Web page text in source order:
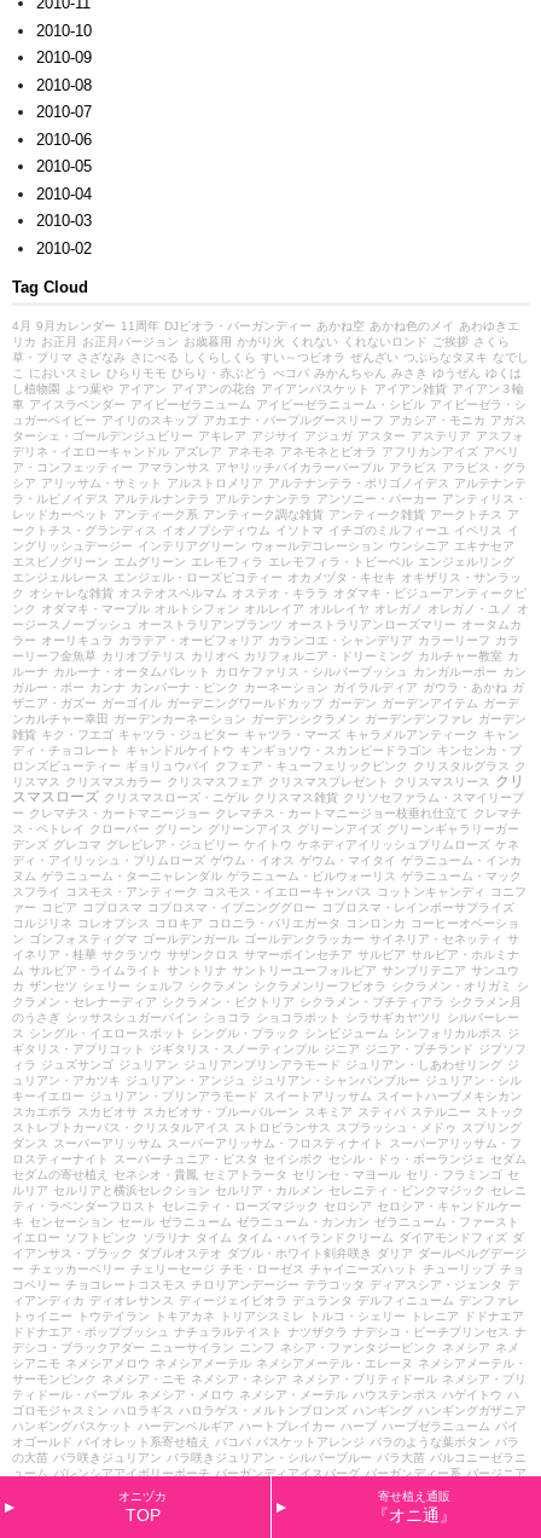
2010-10
2010-09
2010-08
2010-07
2010-06
2010-05
2010-04
2010-03
2010-02
Tag Cloud
4月 9月カレンダー 11周年 DJビオラ・バーガンディー あかね空 あかね色のメイ
あわゆきエ
リカ お正月 お正月バージョン お歳暮用 かがり火 くれない くれないロンド ご挨拶 さくら
草・プリマ さざなみ さにべる しくらしくら すい～つビオラ ぜんざい つぶらなタヌキ なでし
こ
においスミレ ひらりモモ ひらり・赤ぶどう べコパ みかんちゃん みさき ゆうぜん
ゆくは
し植物園
よつ葉や アイアン アイアンの花台 アイアンバスケット アイアン雑貨 アイアン３輪
車 アイスラベンダー アイビーゼラニューム アイビーゼラニューム・シビル アイビーゼラ・シ
ュガーベイビー アイリのスキップ アカエナ・パープルグースリーフ アカシア・モニカ アガス
ターシェ・ゴールデンジュビリー アキレア アジサイ アジュガ アスター アステリア アスフォ
デリネ・イエローキャンドル アズレア アネモネ アネモネとビオラ アフリカンアイズ アベリ
ア・コンフェッティー アマランサス アヤリッチバイカラーパープル アラビス
アラビス・グラ
シア アリッサム・サミット アルストロメリア アルテナンテラ・ポリゴノイデス
アルテナンテ
ラ・ルビノイデス
アルテルナンテラ アルテンナンテラ アンソニー・パーカー アンティリス・
レッドカーペット
アンティーク系 アンティーク調な雑貨 アンティーク雑貨 アークトチス
ア
ークトチス・グランディス
イオノプシディウム イソトマ イチゴのミルフィーユ イベリス
イ
ングリッシュデージー インテリアグリーン ウォールデコレーション ウンシニア エキナセア
エスピノグリーン エムグリーン エレモフィラ エレモフィラ・トビーベル エンジェルリング
エンジェルレース
エンジェル・ローズピコティー オカメヅタ・キセキ オキザリス・サンラッ
ク
オシャレな雑貨 オステオスペルマム オステオ・キララ
オダマキ・ビジューアンティークピ
ンク
オダマキ・マーブル オルトシフォン オルレイア オルレイヤ オレガノ オレガノ・ユノ
オ
ージースノーブッシュ
オーストラリアンプランツ オーストラリアンローズマリー オータムカ
ラー オーリキュラ カラテア・オービフォリア カランコエ・シャンデリア カラーリーフ カラ
ーリーフ金魚草 カリオプテリス カリオペ カリフォルニア・ドリーミング カルチャー教室 カ
ルーナ カルーナ・オータムパレット カロケファリス・シルバーブッシュ カンガルーポー カン
ガルー・ポー カンナ カンパーナ・ピンク カーネーション ガイラルディア ガウラ・あかね ガ
ザニア・ガズー ガーゴイル ガーデニングワールドカップ ガーデン ガーデンアイテム ガーデ
ンカルチャー幸田
ガーデンカーネーション ガーデンシクラメン ガーデンデンファレ ガーデン
雑貨 キク・フエゴ キャツラ・ジュピター キャツラ・マーズ キャラメルアンティーク
キャン
ディ・チョコレート
キャンドルケイトウ キンギョソウ・スカンピードラゴン キンセンカ・ブ
ロンズビューティー ギョリュウバイ クフェア・キューフェリックピンク クリスタルグラス
ク
リスマス
クリスマスカラー クリスマスフェア クリスマスプレゼント クリスマスリース
クリ
スマスローズ クリスマスローズ・ニゲル クリスマス雑貨 クリソセファラム・スマイリープ
ー クレマチス・カートマニージョー クレマチス・カートマニージョー枝垂れ仕立て クレマチ
ス・ペトレイ
クローバー グリーン グリーンアイス グリーンアイズ グリーンギャラリーガー
デンズ グレコマ グレビレア・ジュビリー ケイトウ ケネディアイリッシュプリムローズ ケネ
ディ・アイリッシュ・プリムローズ ゲウム・イオス ゲウム・マイタイ ゲラニューム・インカ
ヌム ゲラニューム・ターニャレンダル ゲラニューム・ビルウォーリス ゲラニューム・マック
スフライ
コスモス・アンティーク コスモス・イエローキャンパス コットンキャンディ
コニフ
ァー
コピア コプロスマ コプロスマ・イブニンググロー
コプロスマ・レインボーサプライズ
コルジリネ
コレオプシス コロキア コロニラ・バリエガータ コンロンカ
コーヒーオベーショ
ン ゴンフォスティグマ ゴールデンガール ゴールデンクラッカー サイネリア・セネッティ サ
イネリア・桂華 サクラソウ サザンクロス サマーポインセチア サルビア サルビア・ホルミナ
ム サルビア・ライムライト サントリナ サントリーユーフォルビア サンブリテニア サンユウ
カ ザンセツ シェリー シェルフ シクラメン シクラメンリーフビオラ シクラメン・オリガミ
シ
クラメン・セレナーディア シクラメン・ビクトリア シクラメン・プチティアラ
シクラメン月
のうさぎ シッサスシュガーバイン ショコラ ショコラポット シラサギカヤツリ
シルバーレー
ス
シングル・イエロースポット シングル・ブラック シンビジューム シンフォリカルポス
ジ
ギタリス・アプリコット
ジギタリス・スノーティンプル ジニア ジニア・プチランド ジプソフ
ィラ
ジュズサンゴ ジュリアン ジュリアンプリンアラモード ジュリアン・しあわせリング ジ
ュリアン・アカツキ ジュリアン・アンジュ ジュリアン・シャンパンブルー ジュリアン・シル
キーイエロー ジュリアン・プリンアラモード スイートアリッサム
スイートハーブメキシカン
スカエボラ
スカビオサ スカビオサ・ブルーバルーン スキミア スティパ ステルニー
ストック
ストレプトカーパス・クリスタルアイス
ストロビランサス スプラッシュ・メドゥ
スプリング
ダンス
スーパーアリッサム スーパーアリッサム・フロスティナイト
スーパーアリッサム・フ
ロスティーナイト
スーパーチュニア・ビスタ セイシボク セシル・ドゥ・ボーランジェ
セダム
セダムの寄せ植え
セネシオ・貴鳳 セミアトラータ セリンセ・マヨール セリ・フラミンゴ セ
ルリア セルリアと横浜セレクション セルリア・カルメン セレニティ・ピンクマジック
セレニ
ティ・ラベンダーフロスト
セレニティ・ローズマジック セロシア セロシア・キャンドルケー
キ センセーション セール ゼラニューム ゼラニューム・カンカン ゼラニューム・ファースト
イエロー ソフトピンク ソラリナ タイム タイム・ハイランドクリーム ダイアモンドフィズ ダ
イアンサス・ブラック
ダブルオステオ ダブル・ホワイト剣弁咲き ダリア ダールベルグデージ
ー チェッカーベリー チェリーセージ チモ・ローゼス チャイニーズハット チューリップ チョ
コベリー チョコレートコスモス チロリアンデージー テラコッタ ディアスシア・ジェンタ
デ
ィアンディカ ディオレサンス ディージェイビオラ デュランタ デルフィニューム デンファレ
トゥイニー
トウテイラン トキアカネ トリアシスミレ トルコ・シェリー トレニア
ドドナエア
ドドナエア・ポップブッシュ
ナチュラルテイスト ナツザクラ ナデシコ・ピーチプリンセス ナ
デシコ・ブラックアダー
ニューサイラン ニンフ ネシア・ファンタジーピンク ネメシア ネメ
シアニモ ネメシアメロウ ネメシアメーテル ネメシアメーテル・エレーヌ
ネメシアメーテル・
サーモンピンク
ネメシア・ニモ ネメシア・ネシア ネメシア・プリティドール ネメシア・プリ
ティドール・パープル ネメシア・メロウ ネメシア・メーテル ハウステンボス ハゲイトウ ハ
ゴロモジャスミン ハロラギス ハロラゲス・メルトンブロンズ ハンギング ハンギングガザニア
ハンギングバスケット
ハーデンベルギア ハートブレイカー ハーブ ハーブゼラニューム バイ
オゴールド バイオレット系寄せ植え バコパ バスケットアレンジ バラのような葉ボタン バラ
の大苗 バラ咲きジュリアン バラ咲きジュリアン・シルバーブルー バラ大苗 バルコニーゼラニ
ューム バレンシアアイボリーポーチ バーガンディアイスバーグ バーガンディー系 バージニア
パティオガーベラ パープルクランベリー
ニカム・プルプレア ヒペリカム・ゴールドフォーム ヒペリカム・シルバーナ ヒペリカム・ト
ビオラ ビオラ・サンフラッシュ
オニヅカ
TOP
寄せ植え通販
『オニ通』